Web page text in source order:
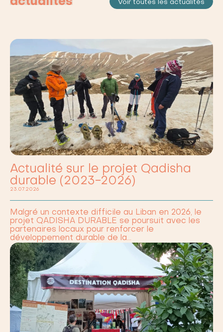
Voir toutes les actualités
Actualité sur le projet Qadisha
durable (2023-2026)
23.07.2026
Malgré un contexte difficile au Liban en 2026, le
projet QADISHA DURABLE se poursuit avec les
partenaires locaux pour renforcer le
développement durable de la…